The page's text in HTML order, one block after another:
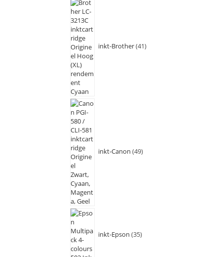
inkt-Brother 41
inkt-Canon 49
inkt-Epson 35